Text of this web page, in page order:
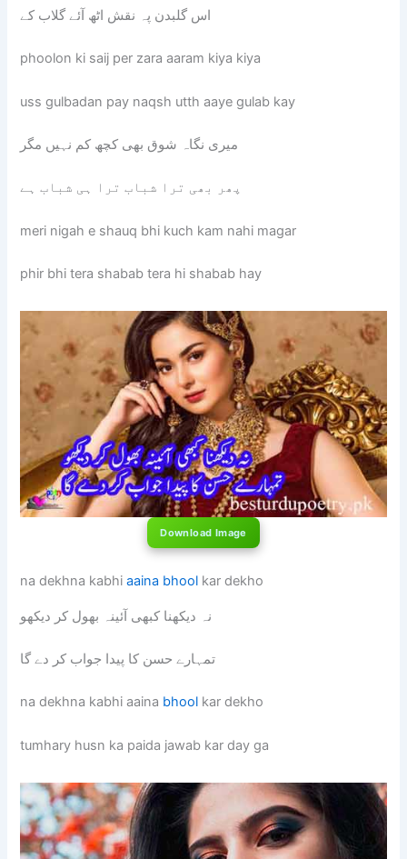
اس گلبدن پہ نقش اٹھ آئے گلاب کے
phoolon ki saij per zara aaram kiya kiya
uss gulbadan pay naqsh utth aaye gulab kay
میری نگاہ شوق بھی کچھ کم نہیں مگر
پھر بھی ترا شباب ترا ہی شباب ہے
meri nigah e shauq bhi kuch kam nahi magar
phir bhi tera shabab tera hi shabab hay
Download Image
na dekhna kabhiaaina bhool kar dekho
نہ دیکھنا کبھی آئینہ بھول کر دیکھو
تمہارے حسن کا پیدا جواب کر دے گا
na dekhna kabhi aaina bhool kar dekho
tumhary husn ka paida jawab kar day ga